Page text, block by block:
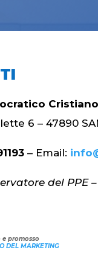
6 – 47890
– Email:
del PPE
e promosso
DEL MARKETING